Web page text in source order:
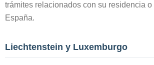
trámites relacionados con su residencia
España.
Liechtenstein y Luxemburgo